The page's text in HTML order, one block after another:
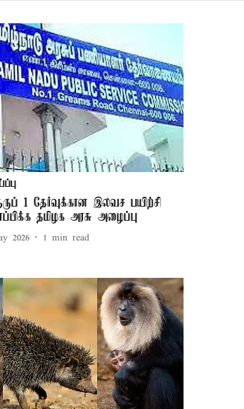
1 தேர்வுக்கான இலவச பயிற்சி
தமிழக அரசு அழைப்பு
2026 1 min read